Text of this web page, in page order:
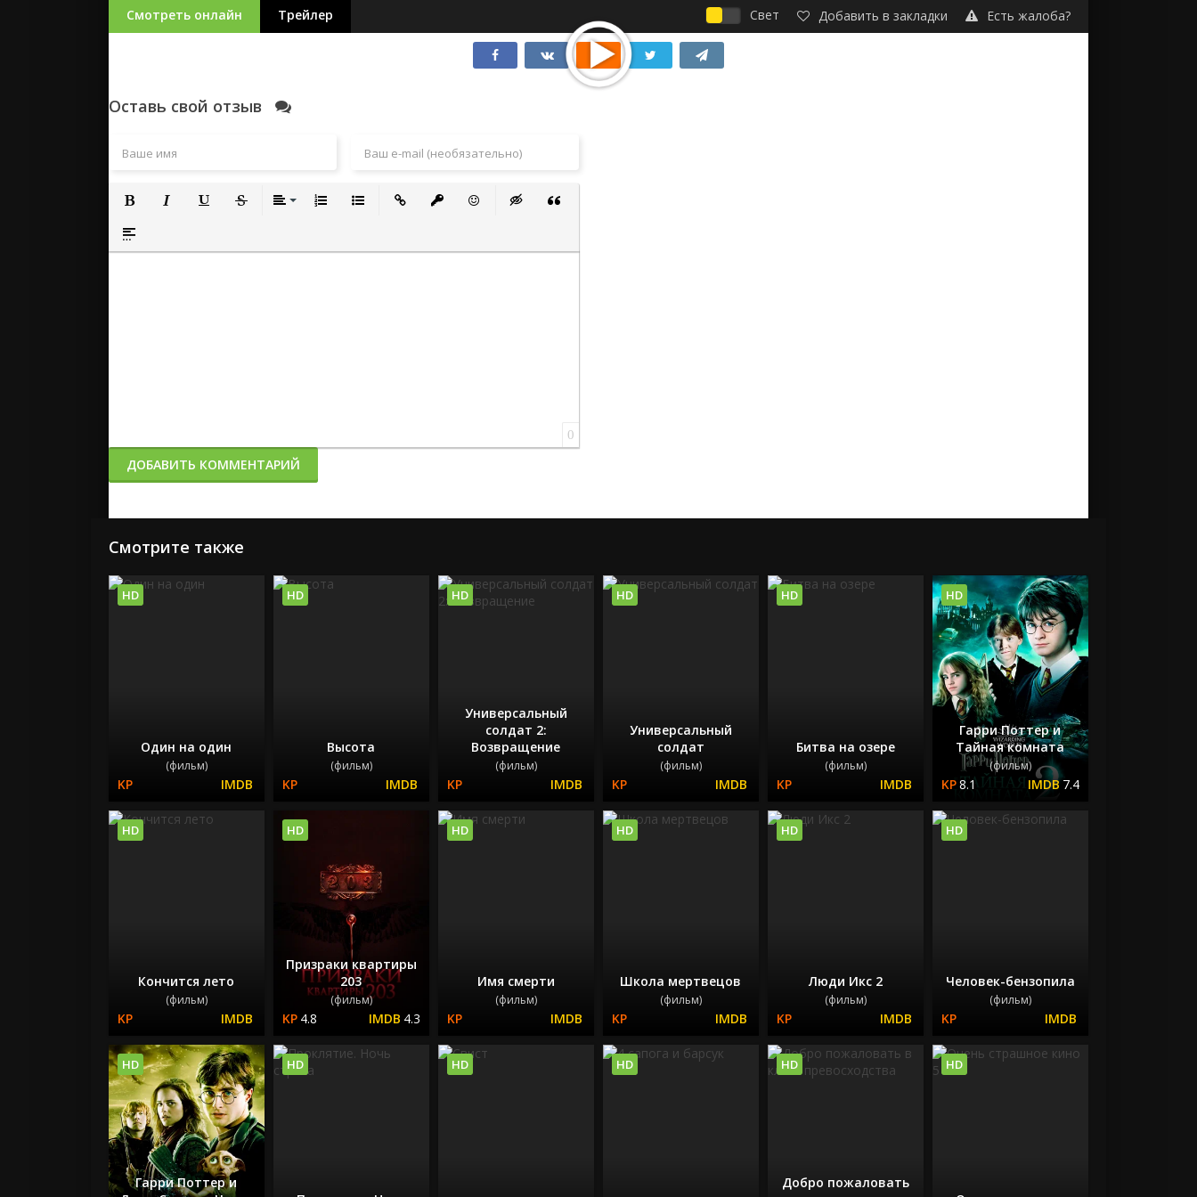
Смотреть онлайн Трейлер Свет Добавить в закладки Есть жалоба?
Оставь свой отзыв
Полужирный
Вставка спойлера
0
ДОБАВИТЬ КОММЕНТАРИЙ
Смотрите также
Один на один
(фильм)
HD
Высота
(фильм)
HD
Универсальный
солдат 2:
Возвращение
(фильм)
HD
Универсальный
солдат
(фильм)
HD
Битва на озере
(фильм)
HD
Гарри Поттер и
Тайная комната
(фильм)
8.1 7.4
HD
Кончится лето
(фильм)
HD
Призраки квартиры
203
(фильм)
4.8 4.3
HD
Имя смерти
(фильм)
HD
Школа мертвецов
(фильм)
HD
Люди Икс 2
(фильм)
HD
Человек-бензопила
(фильм)
HD
Гарри Поттер и
HD HD HD HD
Добро пожаловать
HD HD